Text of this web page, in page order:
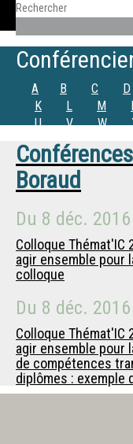
A B C D
K
L M
U
V W
Boraud
Du 8 déc. 2016
Colloque Thémat'IC
agir ensemble pour
colloque
Du 8 déc. 2016
Colloque Thémat'IC
agir ensemble pour
de compétences
diplômes : exemple